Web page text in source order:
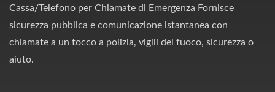
Cassa/Telefono per Chiamate di Emergenza Fornisce
sicurezza pubblica e comunicazione istantanea con
chiamate a un tocco a polizia, vigili del fuoco, sicurezza o
aiuto.